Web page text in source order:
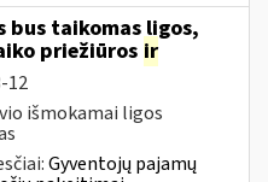
bus taikomas ligos,
priežiūros ir
12
išmokamai ligos
Gyventojų pajamų